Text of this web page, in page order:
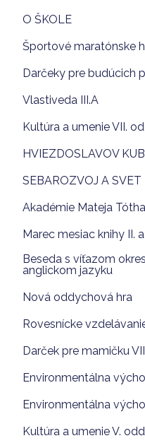
O ŠKOLE
Športové maratónske
Darčeky pre budúcich
Vlastiveda III.A
Kultúra a umenie VII.
HVIEZDOSLAVOV
SEBAROZVOJ A SVET
Akadémie Mateja
Marec mesiac knihy II.
Beseda s víťazom
anglickom jazyku
Nová oddychová hra
Rovesnícke
Darček pre mamičku
Environmentálna
Environmentálna
Kultúra a umenie V.